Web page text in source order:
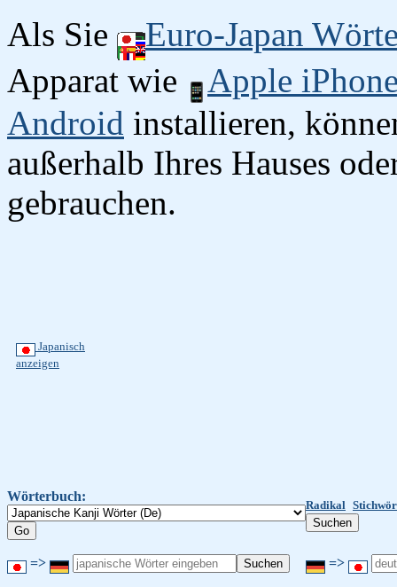
Als Sie
Euro-Japan
Apparat wie
Apple
Android installieren,
außerhalb Ihres Hauses
gebrauchen.
Japanisch
anzeigen
Wörterbuch:
Radikal
=> =>